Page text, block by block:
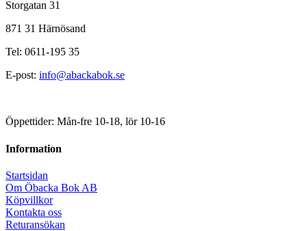
Storgatan 31
871 31 Härnösand
Tel: 0611-195 35
E-post: info@abackabok.se
Öppettider: Mån-fre 10-18, lör 10-16
Information
Startsidan
Om Öbacka Bok AB
Köpvillkor
Kontakta oss
Returansökan